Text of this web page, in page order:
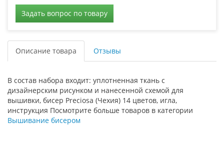
Задать вопрос по товару
Описание товара Отзывы
В состав набора входит: уплотненная ткань с
дизайнерским рисунком и нанесенной схемой для
вышивки, бисер Preciosa (Чехия) 14 цветов, игла,
инструкция Посмотрите больше товаров в категории
Вышивание бисером